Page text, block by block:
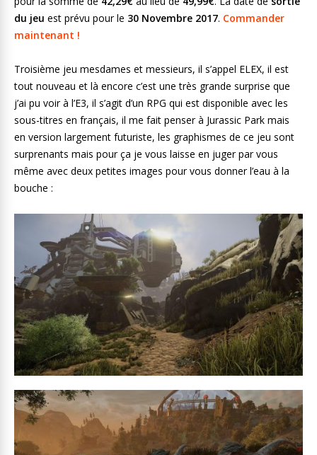
du jeu est prévu pour le 30 Novembre 2017. Commander
maintenant !
Troisième jeu mesdames et messieurs, il s’appel ELEX, il est
tout nouveau et là encore c’est une très grande surprise que
j’ai pu voir à l’E3, il s’agit d’un RPG qui est disponible avec les
sous-titres en français, il me fait penser à Jurassic Park mais
en version largement futuriste, les graphismes de ce jeu sont
surprenants mais pour ça je vous laisse en juger par vous
même avec deux petites images pour vous donner l’eau à la
bouche :